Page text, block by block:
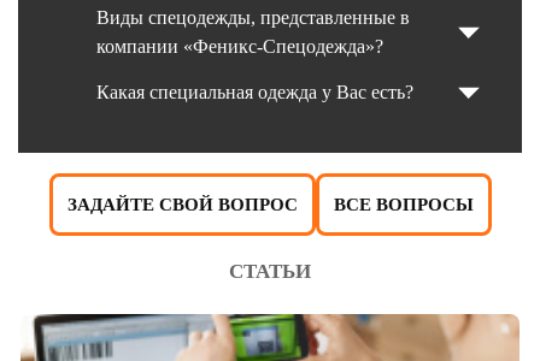
Виды спецодежды, представленные в
компании «Феникс-Спецодежда»?
Какая специальная одежда у Вас есть?
ЗАДАЙТЕ СВОЙ ВОПРОС ВСЕ ВОПРОСЫ
СТАТЬИ